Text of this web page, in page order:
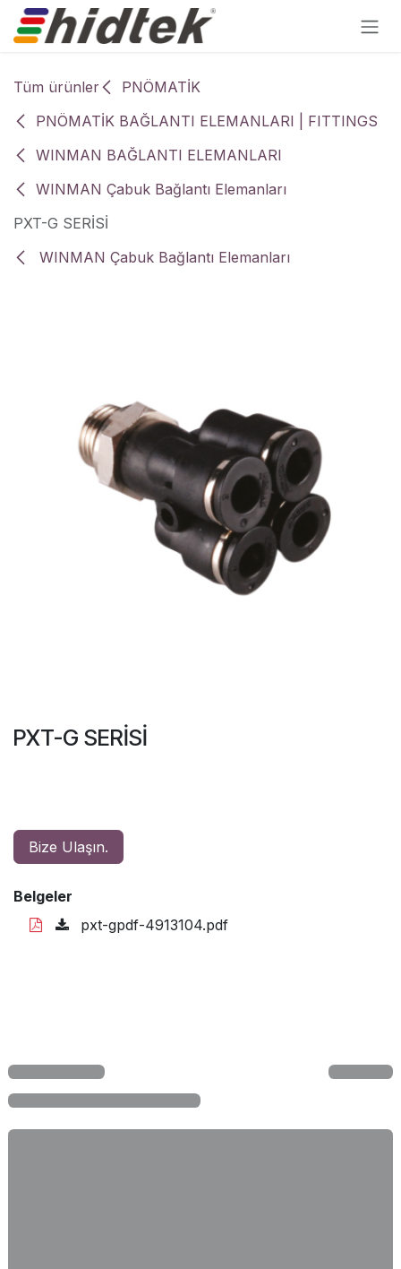
İçereği Atla
Tüm ürünler
PNÖMATİK
PNÖMATİK BAĞLANTI ELEMANLARI | FITTINGS
WINMAN BAĞLANTI ELEMANLARI
WINMAN Çabuk Bağlantı Elemanları
PXT-G SERİSİ
WINMAN Çabuk Bağlantı Elemanları
PXT-G SERİSİ
Bize Ulaşın.
Belgeler
pxt-gpdf-4913104.pdf